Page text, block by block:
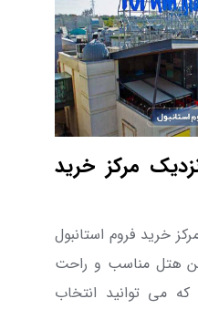
مرکز خرید
خرید فروم استانبول
هتل مناسب و راحت
می توانید انتخاب